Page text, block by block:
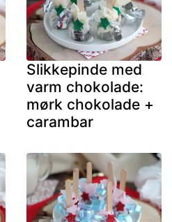
Slikkepinde med
varm chokolade:
mørk chokolade +
carambar